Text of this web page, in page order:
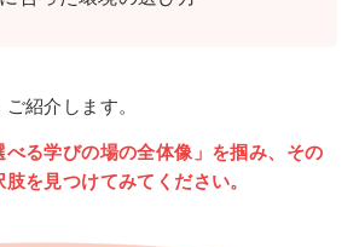
紹介します。
べる学びの場の全体像」を掴み、その
を見つけてみてください。